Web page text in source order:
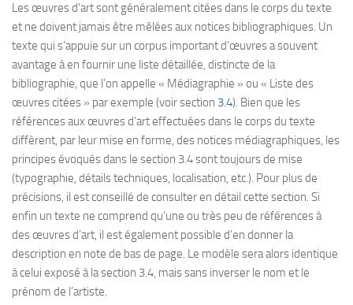
Les œuvres d’art sont généralement citées dans le corps du texte
et ne doivent jamais être mêlées aux notices bibliographiques. Un
texte qui s’appuie sur un corpus important d’œuvres a souvent
avantage à en fournir une liste détaillée, distincte de la
bibliographie, que l’on appelle « Médiagraphie » ou « Liste des
œuvres citées » par exemple (voir section 3.4). Bien que les
références aux œuvres d’art effectuées dans le corps du texte
diffèrent, par leur mise en forme, des notices médiagraphiques, les
principes évoqués dans le section 3.4 sont toujours de mise
(typographie, détails techniques, localisation, etc.). Pour plus de
précisions, il est conseillé de consulter en détail cette section. Si
enfin un texte ne comprend qu’une ou très peu de références à
des œuvres d’art, il est également possible d’en donner la
description en note de bas de page. Le modèle sera alors identique
à celui exposé à la section 3.4, mais sans inverser le nom et le
prénom de l’artiste.